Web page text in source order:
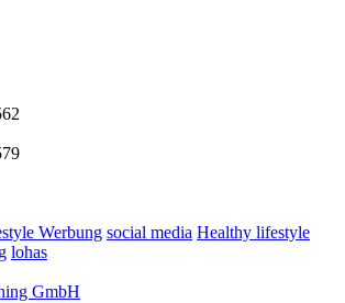
Werbung social media Healthy lifestyle
lohas
GmbH